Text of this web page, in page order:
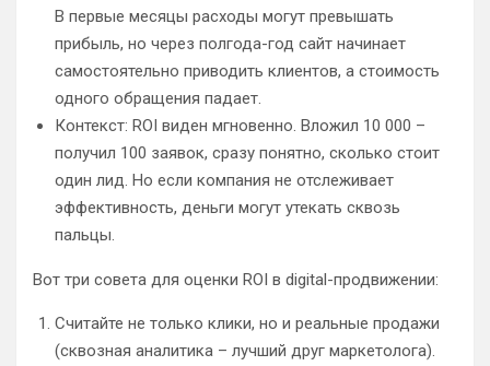
В первые месяцы расходы могут превышать
прибыль, но через полгода-год сайт начинает
самостоятельно приводить клиентов, а стоимость
одного обращения падает.
Контекст: ROI виден мгновенно. Вложил 10 000 –
получил 100 заявок, сразу понятно, сколько стоит
один лид. Но если компания не отслеживает
эффективность, деньги могут утекать сквозь
пальцы.
Вот три совета для оценки ROI в digital-продвижении:
Считайте не только клики, но и реальные продажи
(сквозная аналитика – лучший друг маркетолога).